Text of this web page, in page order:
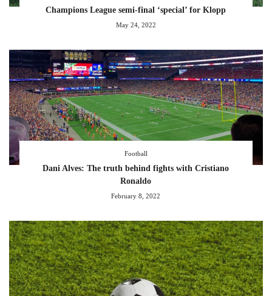
Champions League semi-final ‘special’ for Klopp
May 24, 2022
Football
Dani Alves: The truth behind fights with Cristiano
Ronaldo
February 8, 2022